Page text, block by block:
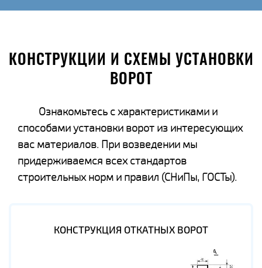
КОНСТРУКЦИИ И СХЕМЫ УСТАНОВКИ
ВОРОТ
Ознакомьтесь с характеристиками и
способами установки ворот из интересующих
вас материалов. При возведении мы
придерживаемся всех стандартов
строительных норм и правил (СНиПы, ГОСТы).
КОНСТРУКЦИЯ ОТКАТНЫХ ВОРОТ